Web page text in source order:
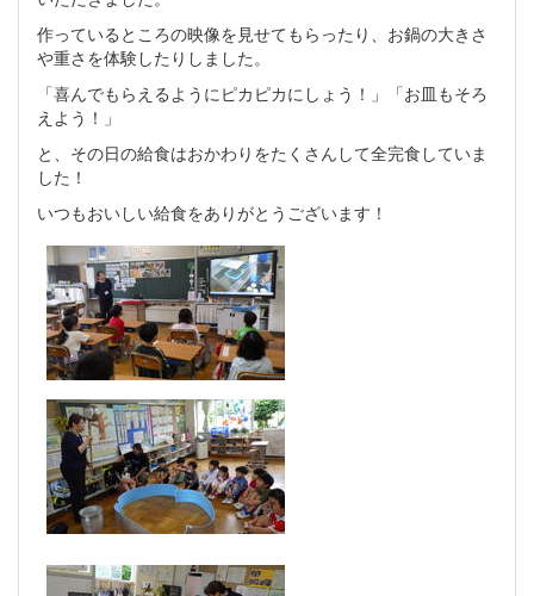
作っているところの映像を見せてもらったり、お鍋の大きさ
や重さを体験したりしました。
「喜んでもらえるようにピカピカにしょう！」「お皿もそろ
えよう！」
と、その日の給食はおかわりをたくさんして全完食していま
した！
いつもおいしい給食をありがとうございます！